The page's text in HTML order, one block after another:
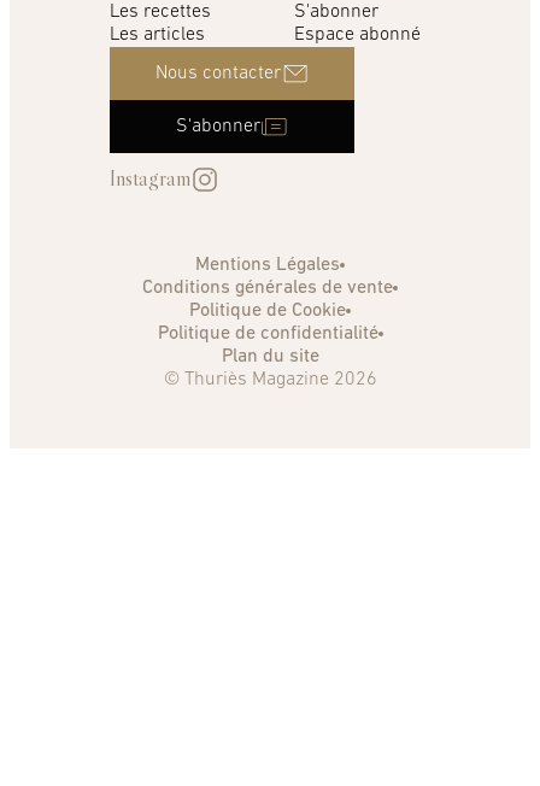
Les recettes
Les articles
S'abonner
Espace abonné
Nous contacter
S'abonner
Instagram
Mentions Légales
Conditions générales de vente
Politique de Cookie
Politique de confidentialité
Plan du site
© Thuriès Magazine 2026